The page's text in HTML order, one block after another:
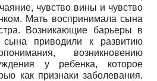
чувство вины и чувство
Мать воспринимала сына
Возникающие барьеры в
приводили к развитию
возникновению
у ребенка, которое
как признаки заболевания.